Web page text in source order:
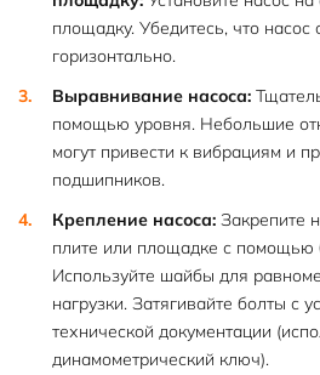
площадку. Убедитесь, что насос
горизонтально.
Выравнивание насоса:
помощью уровня. Небольшие
могут привести к вибрациям и
подшипников.
Крепление насоса: Закрепите
плите или площадке с помощью
Используйте шайбы для
нагрузки. Затягивайте болты с
технической документации
динамометрический ключ).